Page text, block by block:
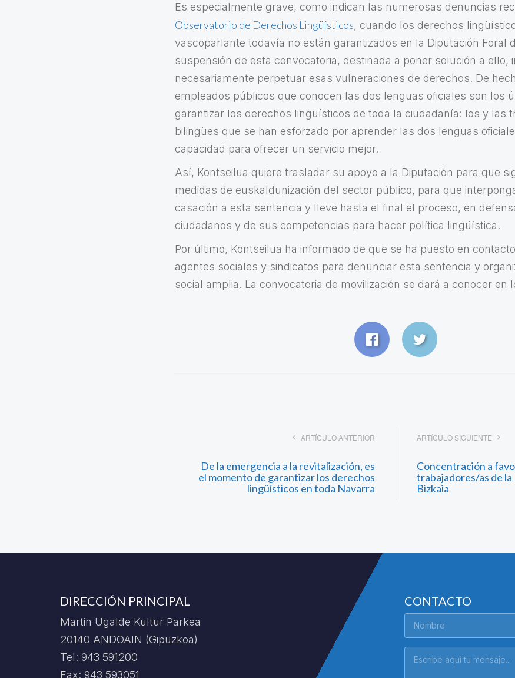
Es especialmente grave, como indican las numerosas denuncias
Observatorio de Derechos Lingüísticos, cuando los derechos
vascoparlante todavía no están garantizados en la Diputación Foral
suspensión de esta convocatoria, destinada a poner solución a ello,
necesariamente perpetuar esas vulneraciones de derechos. De
empleados públicos que conocen las dos lenguas oficiales son los
garantizar los derechos lingüísticos de toda la ciudadanía: los y las
bilingües que se han esforzado por aprender las dos lenguas
capacidad para ofrecer un servicio mejor.
Así, Kontseilua quiere trasladar su apoyo a la Diputación para que
medidas de euskaldunización del sector público, para que
casación a esta sentencia y lleve hasta el final el proceso, en
ciudadanos y de sus competencias para hacer política lingüística.
Por último, Kontseilua ha informado de que se ha puesto en
agentes sociales y sindicatos para denunciar esta sentencia y
social amplia. La convocatoria de movilización se dará a conocer en
ARTÍCULO ANTERIOR
De la emergencia a la revitalización, es
el momento de garantizar los derechos
lingüísticos en toda Navarra
ARTÍCULO SIGUIENTE
Concentración a
trabajadores/as de
Bizkaia
DIRECCIÓN PRINCIPAL
Martin Ugalde Kultur Parkea
20140 ANDOAIN (Gipuzkoa)
Tel: 943 591200
Fax: 943 593051
CONTACTO